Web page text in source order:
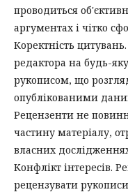
проводиться
аргументах і чітко
Коректність
редактора на будь-яку
рукописом, що
опублікованими
Рецензенти не
частину матеріалу,
власних
Конфлікт інтересів.
рецензувати